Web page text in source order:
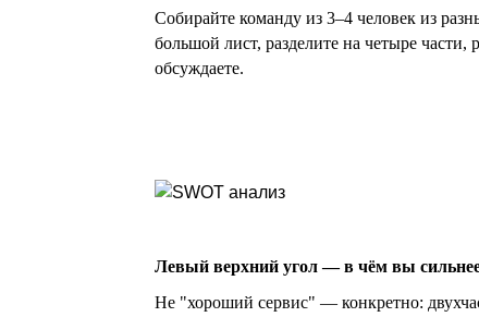
Собирайте команду из 3–4 человек из
большой лист, разделите на четыре
обсуждаете.
Левый верхний угол — в чём вы
Не "хороший сервис" — конкретно: